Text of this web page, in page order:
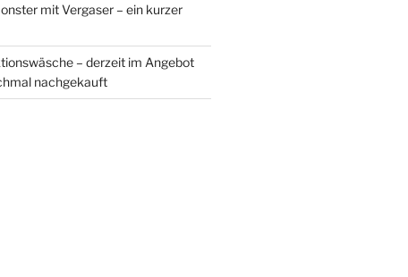
mit Vergaser – ein kurzer
– derzeit im Angebot
nachgekauft